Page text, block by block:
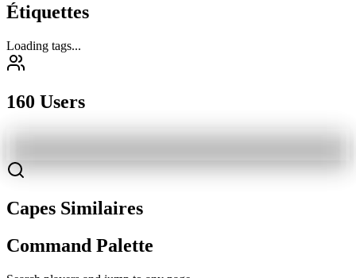
Étiquettes
Loading tags...
160 Users
Capes Similaires
Command Palette